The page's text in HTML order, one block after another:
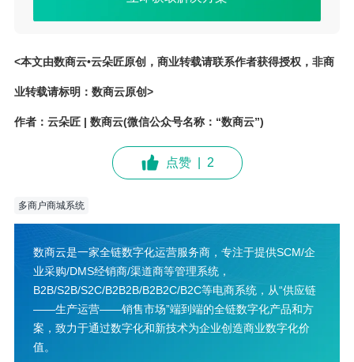
<本文由数商云•云朵匠原创，商业转载请联系作者获得授权，非商
业转载请标明：数商云原创>
作者：云朵匠 | 数商云(微信公众号名称：“数商云”)
点赞 2
多商户商城系统
数商云是一家全链数字化运营服务商，专注于提供SCM/企
业采购/DMS经销商/渠道商等管理系统，
B2B/S2B/S2C/B2B2B/B2B2C/B2C等电商系统，从“供应链
——生产运营——销售市场”端到端的全链数字化产品和方
案，致力于通过数字化和新技术为企业创造商业数字化价
值。